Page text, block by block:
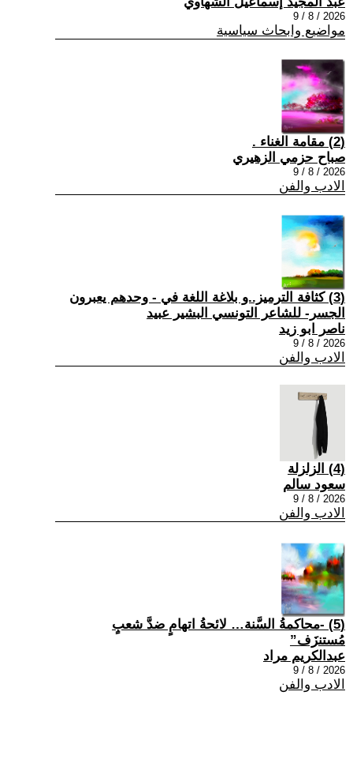
2026 / 8 / 9
مواضيع وابحاث سياسية
(2) مقامة الغناء .
صباح حزمي الزهيري
2026 / 8 / 9
الادب والفن
(3) كثافة الترميز..و بلاغة اللغة في - وحدهم يعبرون
الجسر- للشاعر التونسي البشير عبيد
ناصر ابو زيد
2026 / 8 / 9
الادب والفن
(4) الزلزلة
سعود سالم
2026 / 8 / 9
الادب والفن
(5) -محاكمةُ السَّنة… لائحةُ اتهامٍ ضدَّ شعبٍ
مُستنزَف”
عبدالكريم مراد
2026 / 8 / 9
الادب والفن